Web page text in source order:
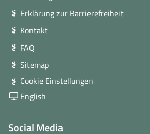
Erklärung zur Barrierefreiheit
Kontakt
FAQ
Sitemap
Cookie Einstellungen
English
Social Media